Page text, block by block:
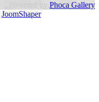
Phoca Gallery
JoomShaper